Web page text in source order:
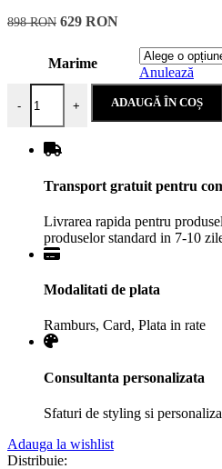
898RON 629 RON
Marime
Anulează
-
Cantitate Cinnamon ss
+ ADAUGĂ ÎN COȘ
Transport gratuit pentru
Livrarea rapida pentru
produselor standard in 7-10
Modalitati de plata
Ramburs, Card, Plata in rate
Consultanta personalizata
Sfaturi de styling si
Adauga la wishlist
Distribuie: